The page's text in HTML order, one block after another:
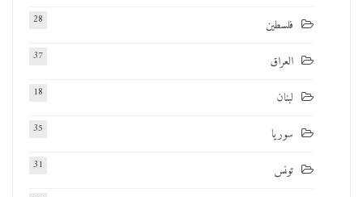
فلسطين 28
العراق 37
لبنان 18
سوريا 35
تونس 31